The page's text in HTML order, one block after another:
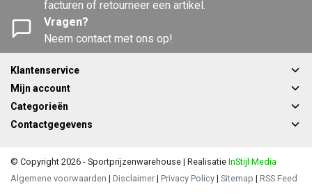
facturen of retourneer een artikel.
Vragen?
Neem contact met ons op!
Klantenservice
Mijn account
Categorieën
Contactgegevens
© Copyright 2026 - Sportprijzenwarehouse | Realisatie InStijl Media
Algemene voorwaarden | Disclaimer | Privacy Policy | Sitemap | RSS Feed